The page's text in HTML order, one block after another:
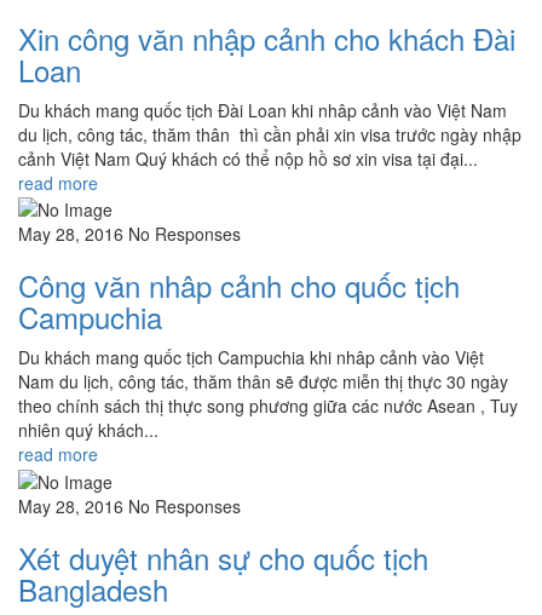
Xin công văn nhập cảnh cho khách Đài
Loan
Du khách mang quốc tịch Đài Loan khi nhâp cảnh vào Việt Nam
du lịch, công tác, thăm thân thì cần phải xin visa trước ngày nhập
cảnh Việt Nam Quý khách có thể nộp hồ sơ xin visa tại đại...
read more
May 28, 2016 No Responses
Công văn nhâp cảnh cho quốc tịch
Campuchia
Du khách mang quốc tịch Campuchia khi nhâp cảnh vào Việt
Nam du lịch, công tác, thăm thân sẽ được miễn thị thực 30 ngày
theo chính sách thị thực song phương giữa các nước Asean , Tuy
nhiên quý khách...
read more
May 28, 2016 No Responses
Xét duyệt nhân sự cho quốc tịch
Bangladesh